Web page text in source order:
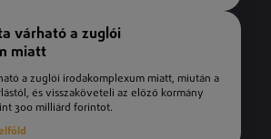
várható a zuglói
miatt
a zuglói irodakomplexum miatt, miután a
és visszaköveteli az előző kormány
300 milliárd forintot.